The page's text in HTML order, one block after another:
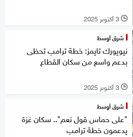
l 3 أكتوبر 2025
شرق أوسط
نيويورك تايمز: خطة ترامب تحظى
بدعم واسع من سكان القطاع
l 3 أكتوبر 2025
شرق أوسط
"على حماس قول نعم".. سكان غزة
يدعمون خطة ترامب